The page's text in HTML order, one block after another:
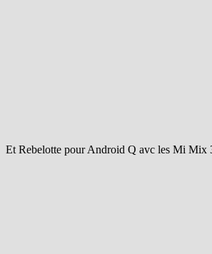
Et Rebelotte pour Android Q avc les Mi Mix